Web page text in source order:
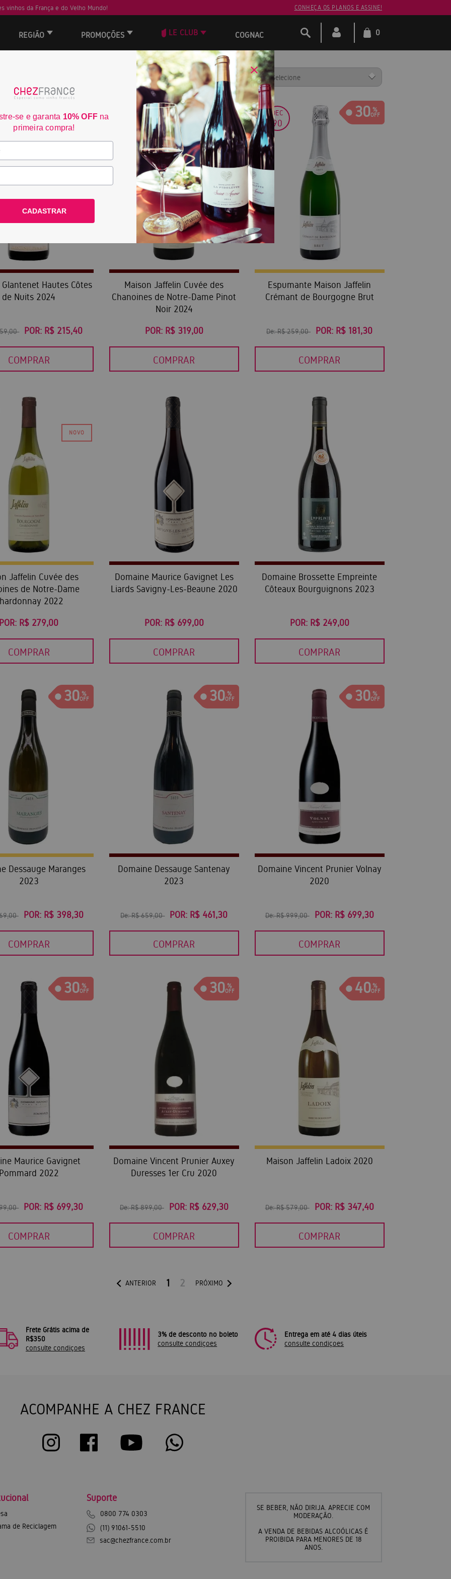
vinhos da França e do Velho Mundo! CONHEÇA OS PLANOS E ASSINE!
REGIÃO PROMOÇÕES LE CLUB COGNAC 0
ORDENAR POR:
40
Hautes Côtes
de Nuits 2024
POR: R$ 215,40
COMPRAR
Maison Jaffelin Cuvée des
Chanoines de Notre-Dame Pinot
Noir 2024
POR: R$ 319,00
COMPRAR
30
DEC
90
Espumante Maison Jaffelin
Crémant de Bourgogne Brut
De:R$ 259,00 POR: R$ 181,30
COMPRAR
Jaffelin Cuvée des
de Notre-Dame
2022
POR: R$ 279,00
COMPRAR
Domaine Maurice Gavignet Les
Liards Savigny-Les-Beaune 2020
POR: R$ 699,00
COMPRAR
Domaine Brossette Empreinte
Côteaux Bourguignons 2023
POR: R$ 249,00
COMPRAR
30
Dessauge Maranges
2023
POR: R$ 398,30
COMPRAR
30
Domaine Dessauge Santenay
2023
De:R$ 659,00 POR: R$ 461,30
COMPRAR
30
Domaine Vincent Prunier Volnay
2020
De:R$ 999,00 POR: R$ 699,30
COMPRAR
30
Maurice Gavignet
Pommard 2022
POR: R$ 699,30
COMPRAR
30
Domaine Vincent Prunier Auxey
Duresses 1er Cru 2020
De:R$ 899,00 POR: R$ 629,30
COMPRAR
40
Maison Jaffelin Ladoix 2020
De:R$ 579,00 POR: R$ 347,40
COMPRAR
ANTERIOR 1 2 PRÓXIMO
Frete Grátis acima de
R$350
consulte condiçoes
3% de desconto no boleto
consulte condiçoes
Entrega em até 4 dias úteis
consulte condiçoes
ACOMPANHE A CHEZ FRANCE
de Reciclagem
Suporte
0800 774 0303
(11) 91061-5510
sac@chezfrance.com.br
SE BEBER, NÃO DIRIJA. APRECIE COM
MODERAÇÃO.
A VENDA DE BEBIDAS ALCOÓLICAS É
PROIBIDA PARA MENORES DE 18
ANOS.
se e garanta 10% OFF na
primeira compra!
CADASTRAR